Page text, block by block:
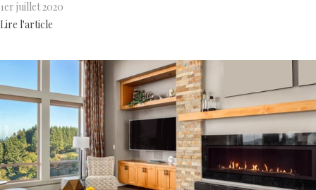
1er juillet 2020
Lire l'article